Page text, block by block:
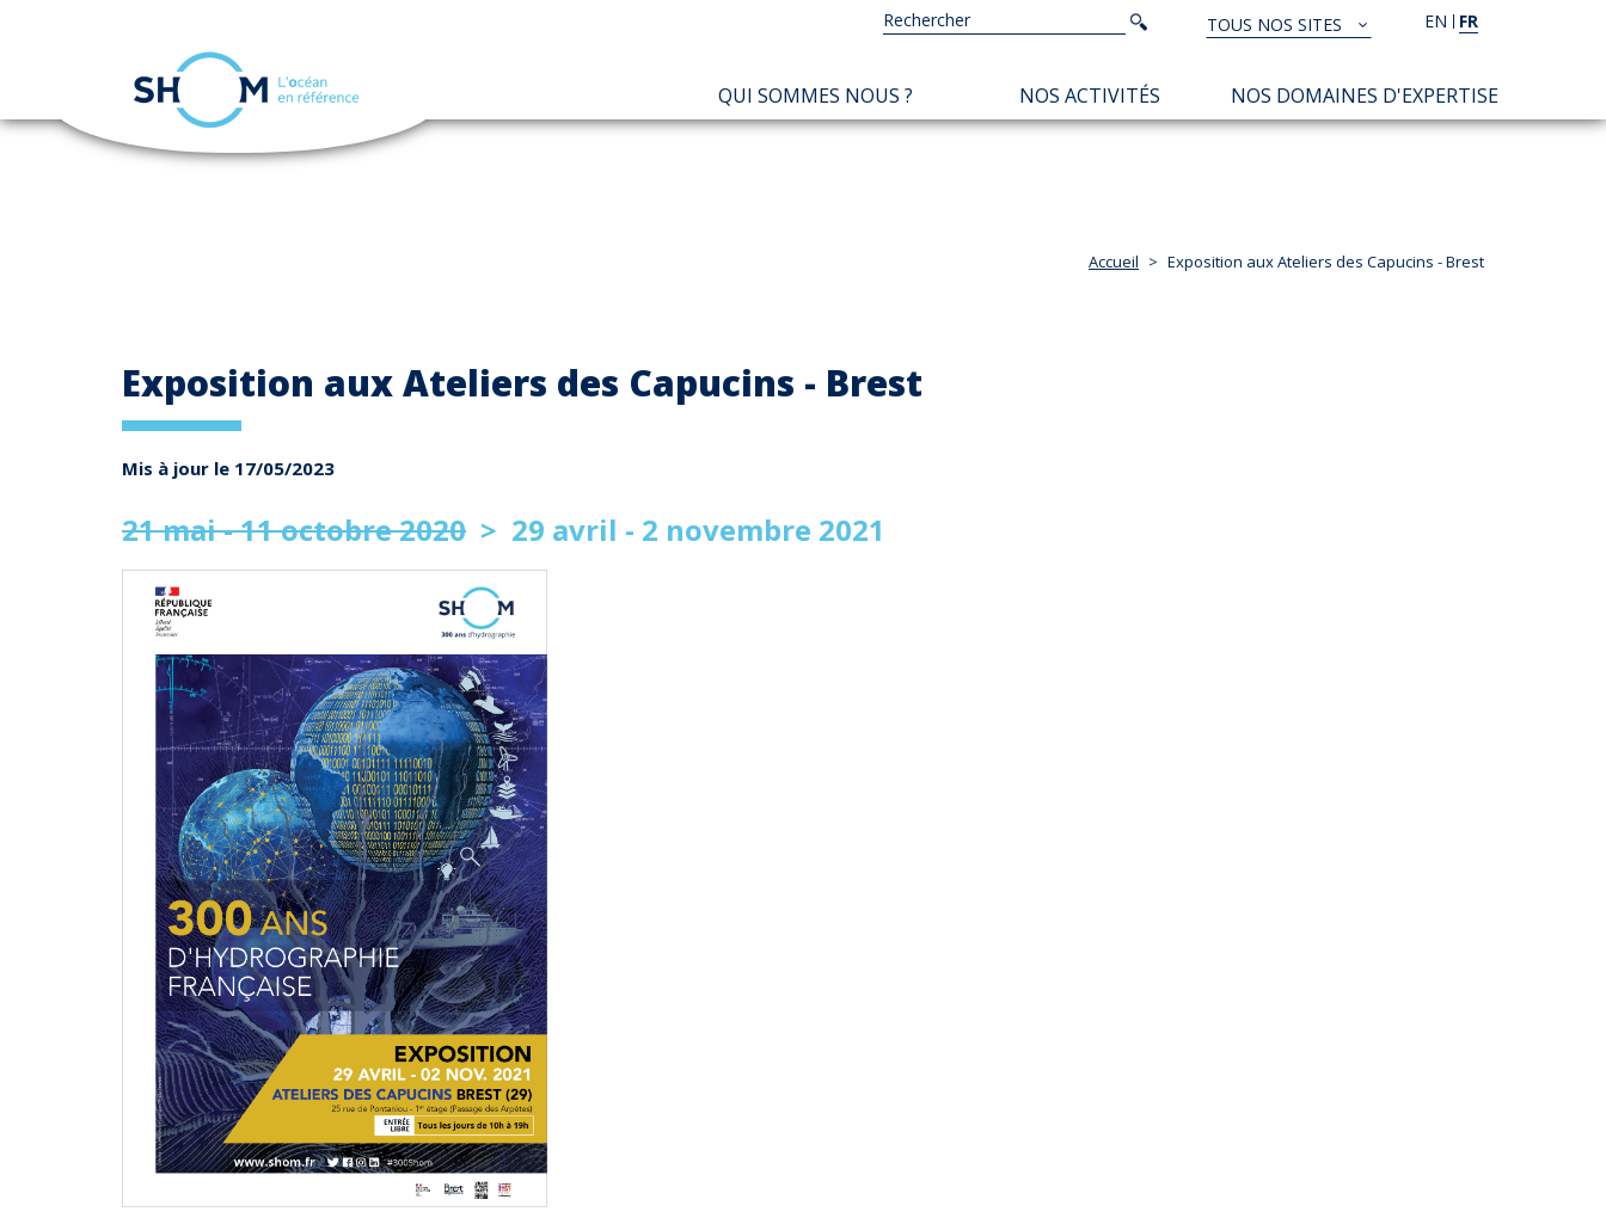
Aller
EN FR
TOUS
NOS
SITES
TOUS NOS SITES
Rechercher
Rechercher
NAVIGATION
PRINCIPALE
QUI SOMMES NOUS ? NOS ACTIVITÉS NOS DOMAINES D'EXPERTISE
Accueil Exposition aux Ateliers des Capucins - Brest
Exposition aux Ateliers des Capucins - Brest
Mis à jour le 17/05/2023
21 mai - 11 octobre 2020 > 29 avril - 2 novembre 2021